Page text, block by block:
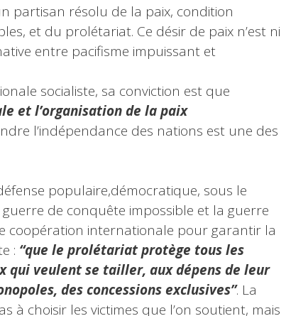
partisan résolu de la paix, condition
et du prolétariat. Ce désir de paix n’est ni
entre pacifisme impuissant et
socialiste, sa conviction est que
et l’organisation de la paix
l’indépendance des nations est une des
populaire,démocratique, sous le
de conquête impossible et la guerre
coopération internationale pour garantir la
: “que le prolétariat protège tous les
qui veulent se tailler, aux dépens de leur
des concessions exclusives”. La
à choisir les victimes que l’on soutient, mais